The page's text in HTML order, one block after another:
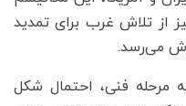
از تلاش غرب برای تمدید
می‌رسد.
مرحله فنی، احتمال شکل